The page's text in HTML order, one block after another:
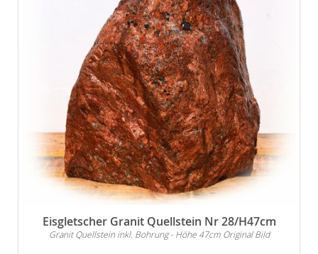
Eisgletscher Granit Quellstein Nr 28/H47cm
Granit Quellstein inkl. Bohrung - Höhe 47cm Original Bild